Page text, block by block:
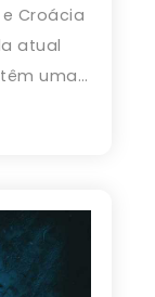
Croácia
atual
uma…